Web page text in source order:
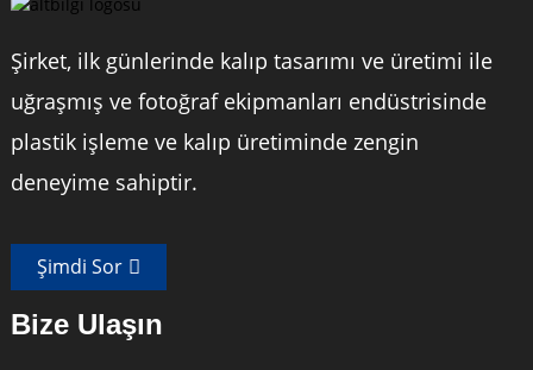
Şirket, ilk günlerinde kalıp tasarımı ve üretimi ile
uğraşmış ve fotoğraf ekipmanları endüstrisinde
plastik işleme ve kalıp üretiminde zengin
deneyime sahiptir.
Şimdi Sor
Bize Ulaşın